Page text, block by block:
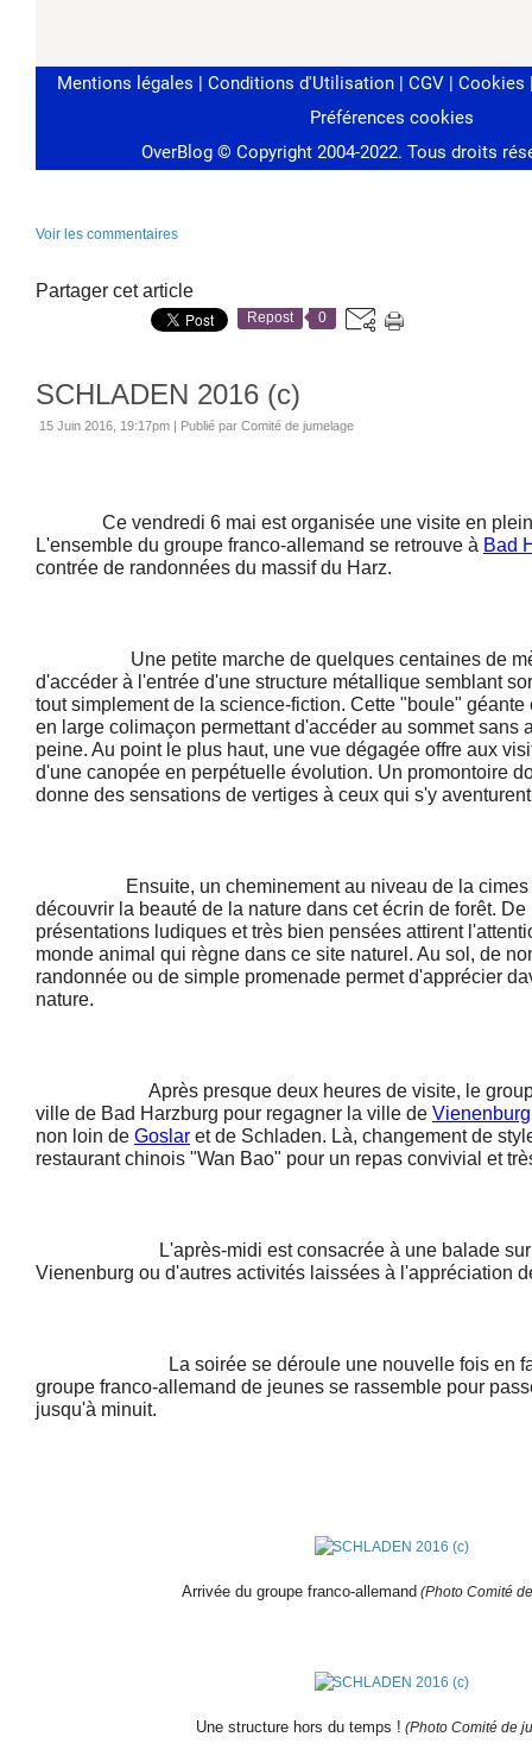
Voir les commentaires
Partager cet article
Repost 0
SCHLADEN 2016 (c)
15 Juin 2016, 19:17pm | Publié par Comité de jumelage
Ce vendredi 6 mai est organisée une visite en plein
L'ensemble du groupe franco-allemand se retrouve à Bad
contrée de randonnées du massif du Harz.
Une petite marche de quelques centaines de
d'accéder à l'entrée d'une structure métallique semblant
tout simplement de la science-fiction. Cette "boule"
en large colimaçon permettant d'accéder au sommet sans
peine. Au point le plus haut, une vue dégagée offre aux
d'une canopée en perpétuelle évolution. Un promontoire
donne des sensations de vertiges à ceux qui s'y
Ensuite, un cheminement au niveau de la cimes
découvrir la beauté de la nature dans cet écrin de forêt.
présentations ludiques et très bien pensées attirent
monde animal qui règne dans ce site naturel. Au sol, de
randonnée ou de simple promenade permet d'apprécier
nature.
Après presque deux heures de visite, le groupe
ville de Bad Harzburg pour regagner la ville de Vienenburg
non loin de Goslar et de Schladen. Là, changement de
restaurant chinois "Wan Bao" pour un repas convivial et
L'après-midi est consacrée à une balade sur
Vienenburg ou d'autres activités laissées à l'appréciation
La soirée se déroule une nouvelle fois en
groupe franco-allemand de jeunes se rassemble pour
jusqu'à minuit.
Arrivée du groupe franco-allemand (Photo Comité
Une structure hors du temps ! (Photo Comité de